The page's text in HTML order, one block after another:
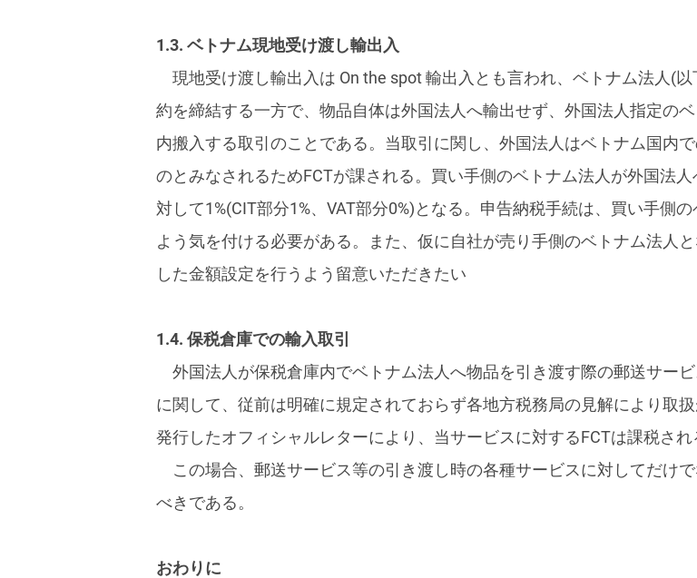
1.3. ベトナム現地受け渡し輸出入
現地受け渡し輸出入は On the spot 輸出入とも言われ、ベトナム法人(
約を締結する一方で、物品自体は外国法人へ輸出せず、外国法人指定の
内搬入する取引のことである。当取引に関し、外国法人はベトナム国内
のとみなされるためFCTが課される。買い手側のベトナム法人が外国法
対して1%(CIT部分1%、VAT部分0%)となる。申告納税手続は、買い手側
よう気を付ける必要がある。また、仮に自社が売り手側のベトナム法人
した金額設定を行うよう留意いただきたい
1.4. 保税倉庫での輸入取引
外国法人が保税倉庫内でベトナム法人へ物品を引き渡す際の郵送サー
に関して、従前は明確に規定されておらず各地方税務局の見解により取
発行したオフィシャルレターにより、当サービスに対するFCTは課税され
この場合、郵送サービス等の引き渡し時の各種サービスに対してだけ
べきである。
おわりに